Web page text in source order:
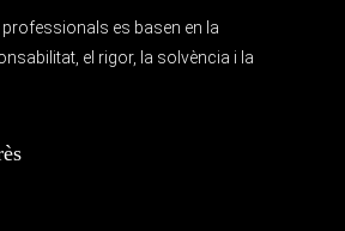
es basen en la
el rigor, la solvència i la